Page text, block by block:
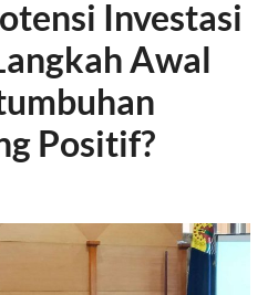
Investasi
Awal
Positif?